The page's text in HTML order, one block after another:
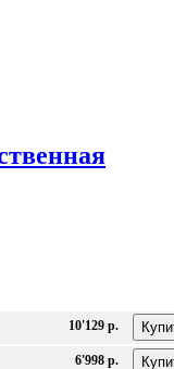
10'129 р.
6'998 р.